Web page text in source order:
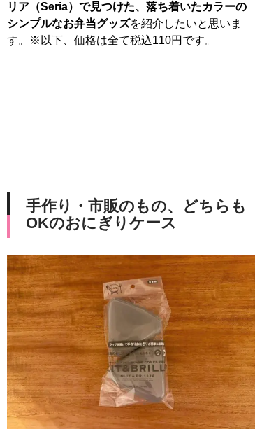
リア（Seria）で見つけた、落ち着いたカラーの
シンプルなお弁当グッズを紹介したいと思いま
す。※以下、価格は全て税込110円です。
手作り・市販のもの、どちらも
OKのおにぎりケース